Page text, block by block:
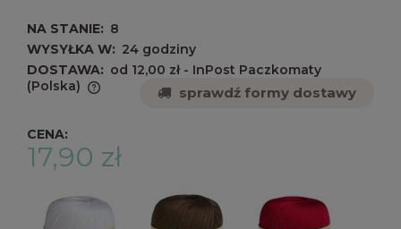
NA STANIE: 8
WYSYŁKA W: 24 godziny
DOSTAWA: od 12,00 zł - InPost Paczkomaty
(Polska)
Cena nie zawiera ewentualnych kosztów
sprawdź formy dostawy
CENA:
17,90 zł